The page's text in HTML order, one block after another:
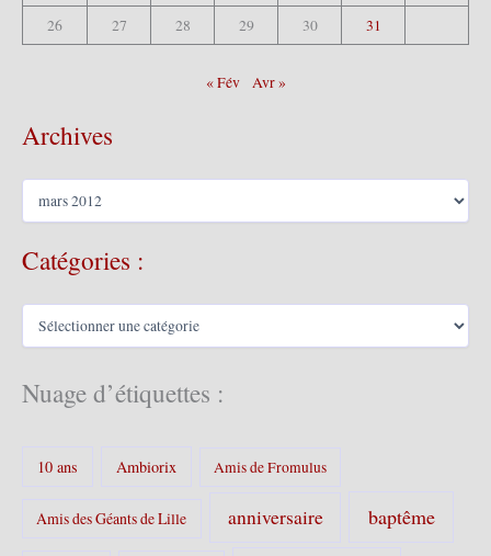
26
27 28 29 30 31
« Fév Avr »
Archives
A
h
s
Catégories :
g
Nuage d’étiquettes :
10 ans Ambiorix Amis de Fromulus
Amis des Géants de Lille anniversaire baptême